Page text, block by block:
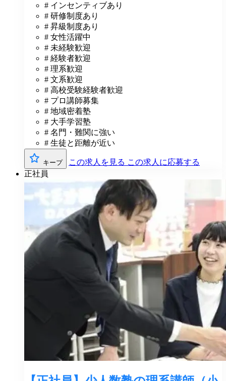
# インセンティブあり
# 研修制度あり
# 昇級制度あり
# 女性活躍中
# 未経験歓迎
# 経験者歓迎
# 理系歓迎
# 文系歓迎
# 高校受験経験者歓迎
# プロ講師募集
# 地域密着塾
# 大手学習塾
# 名門・難関に強い
# 生徒と距離が近い
キープ この求人を見る この求人に応募する
正社員